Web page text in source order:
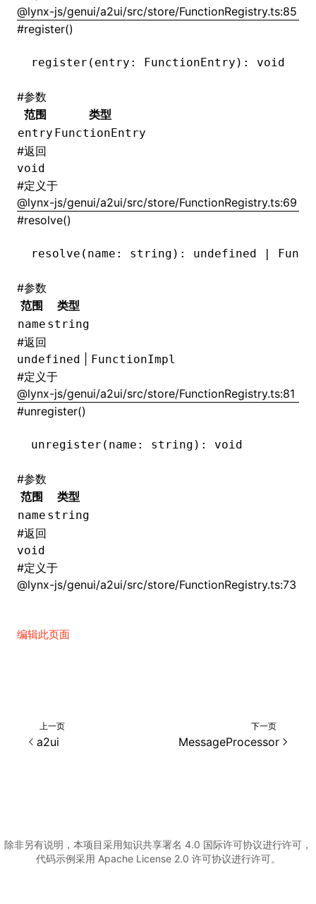
@lynx-js/genui/a2ui/src/store/FunctionRegistry.ts:85
#register()
register (entry: FunctionEntry): void
#参数
范围
类型
entry FunctionEntry
#返回
void
#定义于
@lynx-js/genui/a2ui/src/store/FunctionRegistry.ts:69
#resolve()
resolve (name: string): undefined |
#参数
范围
类型
name string
#返回
undefined FunctionImpl
#定义于
@lynx-js/genui/a2ui/src/store/FunctionRegistry.ts:81
#unregister()
unregister (name: string): void
#参数
范围
类型
name string
#返回
void
#定义于
@lynx-js/genui/a2ui/src/store/FunctionRegistry.ts:73
编辑此页面
上一页
a2ui
下一页
MessageProcessor
除非另有说明，本项目采用知识共享署名 4.0 国际许可协议进行许可，
代码示例采用 Apache License 2.0 许可协议进行许可。